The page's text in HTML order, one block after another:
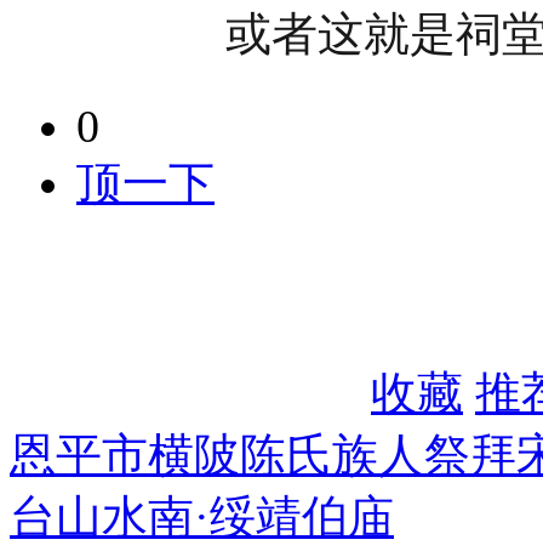
或者这就是祠
0
顶一下
收藏 推
恩平市横陂陈氏族人祭拜
台山水南·绥靖伯庙